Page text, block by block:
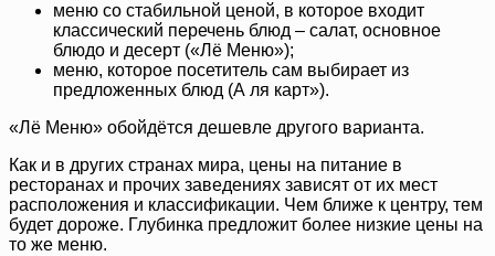
меню со стабильной ценой, в которое входит
классический перечень блюд – салат, основное
блюдо и десерт («Лё Меню»);
меню, которое посетитель сам выбирает из
предложенных блюд (А ля карт»).
«Лё Меню» обойдётся дешевле другого варианта.
Как и в других странах мира, цены на питание в
ресторанах и прочих заведениях зависят от их мест
расположения и классификации. Чем ближе к центру, тем
будет дороже. Глубинка предложит более низкие цены на
то же меню.